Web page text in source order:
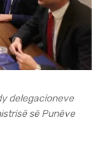
delegacioneve
së Punëve